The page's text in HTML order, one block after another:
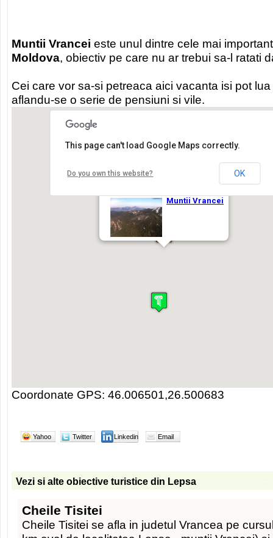
Muntii Vrancei este unul dintre cele mai
Moldova, obiectiv pe care nu ar trebui sa-l ratati
Cei care vor sa-si petreaca aici vacanta isi pot lua
aflandu-se o serie de pensiuni si vile.
Coordonate GPS: 46.006501,26.500683
Yahoo Twitter Linkedin Email
Vezi si alte obiective turistice din Lepsa
Cheile Tisitei
Cheile Tisitei se afla in judetul Vrancea pe